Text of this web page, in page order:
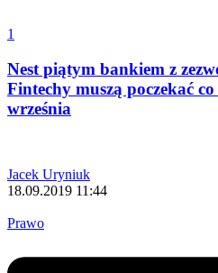
1
Nest piątym bankiem z
Fintechy muszą poczekać
września
Jacek Uryniuk
18.09.2019 11:44
Prawo